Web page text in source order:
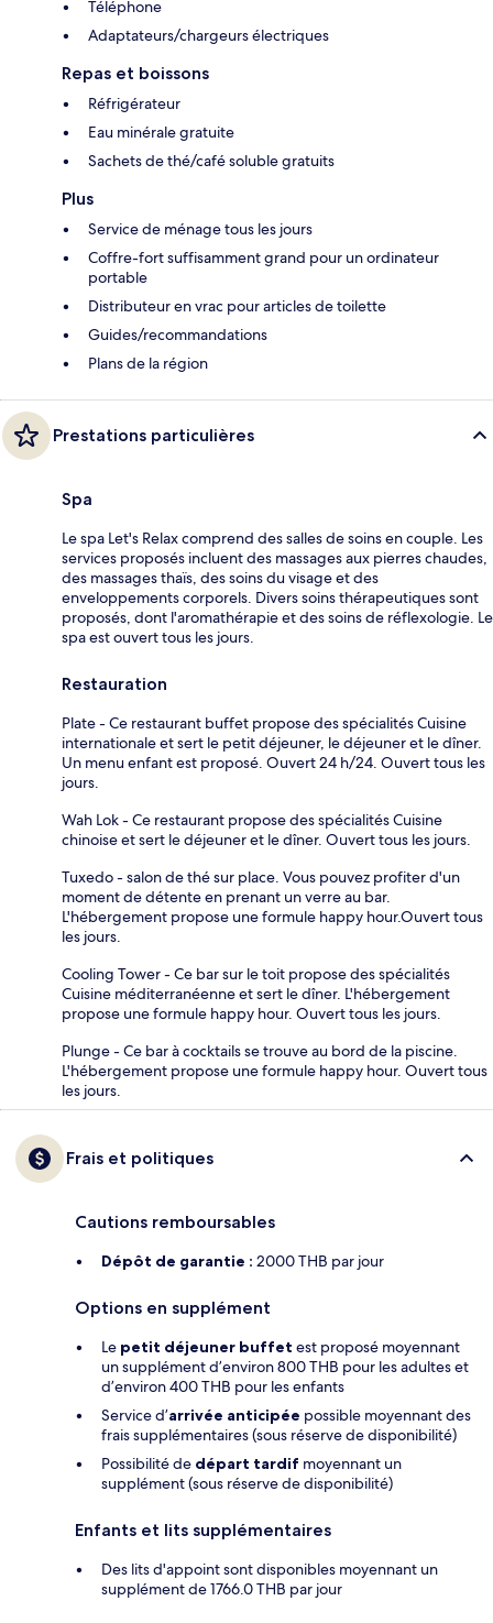
Téléphone
Adaptateurs/chargeurs électriques
Repas et boissons
Réfrigérateur
Eau minérale gratuite
Sachets de thé/café soluble gratuits
Plus
Service de ménage tous les jours
Coffre-fort suffisamment grand pour un ordinateur
portable
Distributeur en vrac pour articles de toilette
Guides/recommandations
Plans de la région
Prestations particulières
Spa
Le spa Let's Relax comprend des salles de soins en couple. Les
services proposés incluent des massages aux pierres chaudes,
des massages thaïs, des soins du visage et des
enveloppements corporels. Divers soins thérapeutiques sont
proposés, dont l'aromathérapie et des soins de réflexologie. Le
spa est ouvert tous les jours.
Restauration
Plate - Ce restaurant buffet propose des spécialités Cuisine
internationale et sert le petit déjeuner, le déjeuner et le dîner.
Un menu enfant est proposé. Ouvert 24 h/24. Ouvert tous les
jours.
Wah Lok - Ce restaurant propose des spécialités Cuisine
chinoise et sert le déjeuner et le dîner. Ouvert tous les jours.
Tuxedo - salon de thé sur place. Vous pouvez profiter d'un
moment de détente en prenant un verre au bar.
L'hébergement propose une formule happy hour.Ouvert tous
les jours.
Cooling Tower - Ce bar sur le toit propose des spécialités
Cuisine méditerranéenne et sert le dîner. L'hébergement
propose une formule happy hour. Ouvert tous les jours.
Plunge - Ce bar à cocktails se trouve au bord de la piscine.
L'hébergement propose une formule happy hour. Ouvert tous
les jours.
Frais et politiques
Cautions remboursables
Dépôt de garantie : 2000 THB par jour
Options en supplément
Le petit déjeuner buffet est proposé moyennant
un supplément d’environ 800 THB pour les adultes et
d’environ 400 THB pour les enfants
Service d’arrivée anticipée possible moyennant des
frais supplémentaires (sous réserve de disponibilité)
Possibilité de départ tardif moyennant un
supplément (sous réserve de disponibilité)
Enfants et lits supplémentaires
Des lits d'appoint sont disponibles moyennant un
supplément de 1766.0 THB par jour